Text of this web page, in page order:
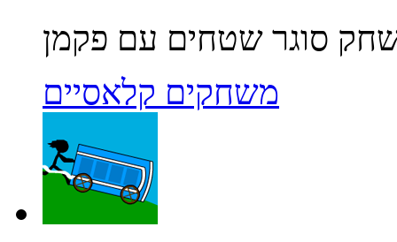
משחקים קלאסיים